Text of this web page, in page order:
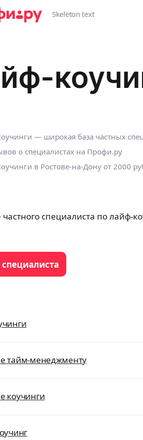
— широкая база частных
о специалистах на Профи.ру
в Ростове-на-Дону от 2000
специалиста по лайф-
тайм-менеджменту
коучинги